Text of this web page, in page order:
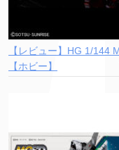
【レビュー】HG 1/144
【ホビー】